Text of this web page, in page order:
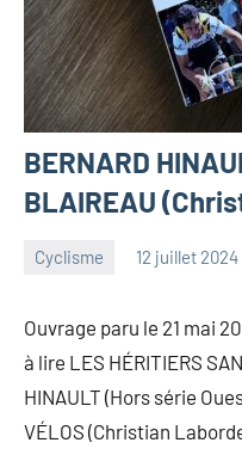
BERNARD
BLAIREAU
Cyclisme 12 juillet 2024
Ouvrage paru le 21 mai
à lire LES HÉRITIERS
HINAULT (Hors série
VÉLOS (Christian